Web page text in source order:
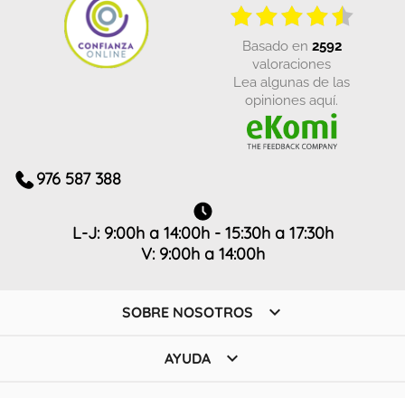
basado en 2592
valoraciones
Lea algunas de las
opiniones aquí.
976 587 388
L-J: 9:00h a 14:00h - 15:30h a 17:30h
V: 9:00h a 14:00h
SOBRE NOSOTROS 
AYUDA 